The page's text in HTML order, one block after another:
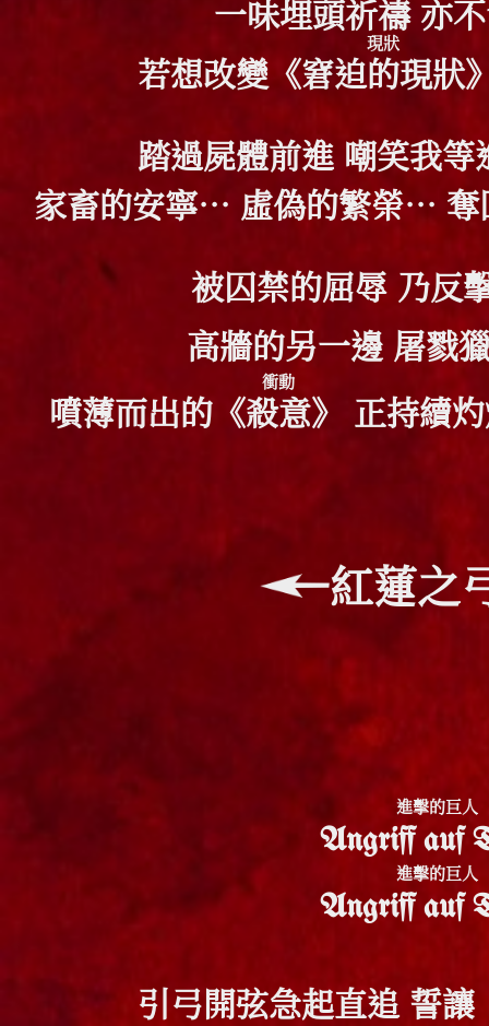
一味埋頭祈禱 亦
若想改變《窘迫的現狀
現狀
踏過屍體前進 嘲笑我等
家畜的安寧… 虛偽的繁榮… 奪
被囚禁的屈辱 乃反
高牆的另一邊 屠戮
噴薄而出的《殺意
衝動
》 正持續
紅蓮之
Angriff auf
進擊的巨人
Angriff auf
進擊的巨人
引弓開弦急起直追 誓讓